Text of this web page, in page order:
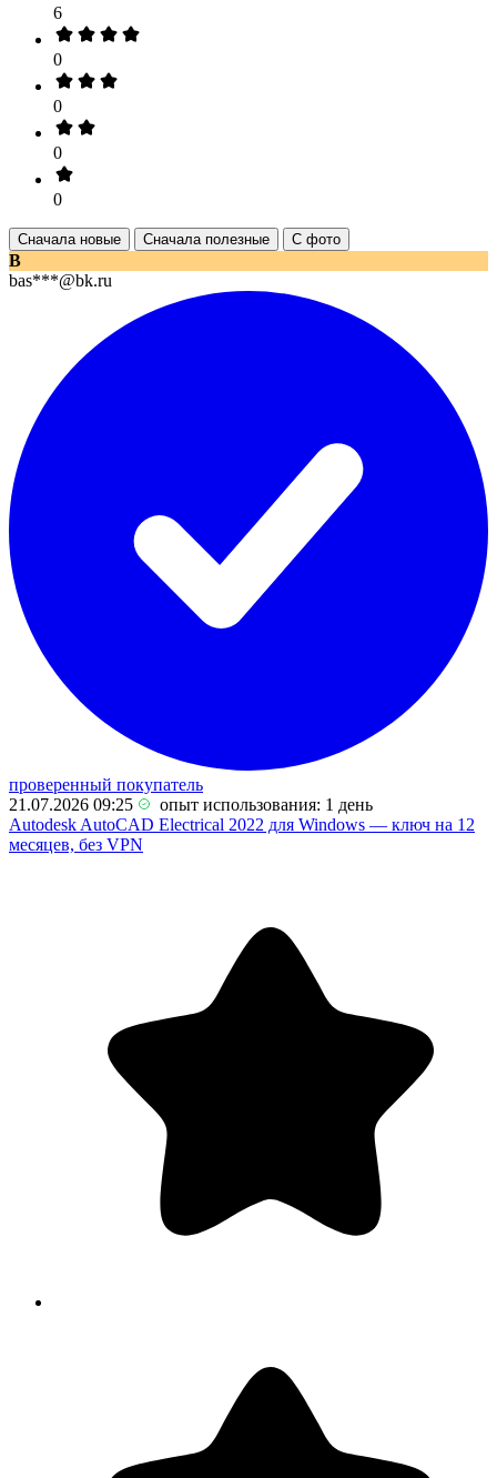
6
0
0
0
0
Сначала новые Сначала полезные С фото
B
bas***@bk.ru
проверенный покупатель
21.07.2026 09:25
опыт использования: 1 день
Autodesk AutoCAD Electrical 2022 для Windows — ключ на 12
месяцев, без VPN